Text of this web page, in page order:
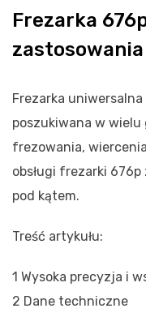
Frezarka
zastosowania
Frezarka uniwersalna
poszukiwana w wielu
frezowania,
obsługi frezarki 676p
pod kątem.
Treść artykułu:
1 Wysoka precyzja i
2 Dane techniczne